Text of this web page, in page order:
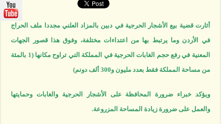
المثقوبة
أثارت قضية بيع الأشجار الحرجية في دبين بالمزاد العلني مجددا ملف الحراج
في الأردن وما يرتبط بها من اعتداءات مختلفة، وفوق هذا قصور الجهات
المعنية في رفع حجم الغابات الحرجية في المملكة التي تراوح مكانها (1 بالمئة
من مساحة المملكة فقط بعدد مليون و300 ألف دونم)
ويؤكد خبراء ضرورة المحافظة على الأشجار الحرجية والغابات وحمايتها
والعمل على ضرورة زيادة المساحة المزروعة.